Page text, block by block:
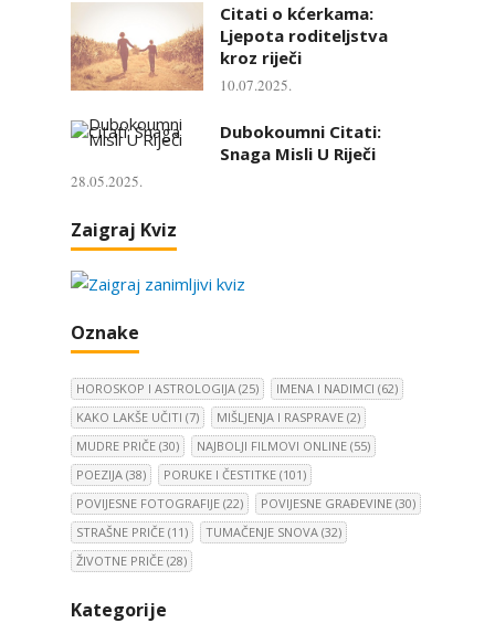
Citati o kćerkama:
Ljepota roditeljstva
kroz riječi
10.07.2025.
Dubokoumni Citati:
Snaga Misli U Riječi
28.05.2025.
Zaigraj Kviz
Oznake
HOROSKOP I ASTROLOGIJA (25) IMENA I NADIMCI (62)
KAKO LAKŠE UČITI (7) MIŠLJENJA I RASPRAVE (2)
MUDRE PRIČE (30) NAJBOLJI FILMOVI ONLINE (55)
POEZIJA (38) PORUKE I ČESTITKE (101)
POVIJESNE FOTOGRAFIJE (22) POVIJESNE GRAĐEVINE (30)
STRAŠNE PRIČE (11) TUMAČENJE SNOVA (32)
ŽIVOTNE PRIČE (28)
Kategorije